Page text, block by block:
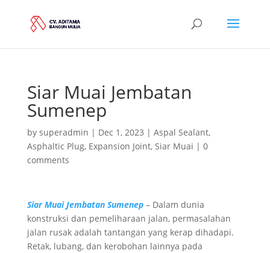
Siar Muai Jembatan
Sumenep
by superadmin | Dec 1, 2023 | Aspal Sealant,
Asphaltic Plug, Expansion Joint, Siar Muai | 0
comments
Siar Muai Jembatan Sumenep– Dalam dunia
konstruksi dan pemeliharaan jalan, permasalahan
jalan rusak adalah tantangan yang kerap dihadapi.
Retak, lubang, dan kerobohan lainnya pada